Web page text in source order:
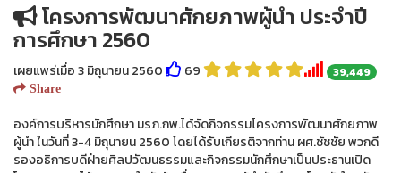
โครงการพัฒนาศักยภาพผู้นำ ประจำปี
การศึกษา 2560
เผยแพร่เมื่อ 3 มิถุนายน 2560 69 39,449
Share
องค์การบริหารนักศึกษา มรภ.กพ.ได้จัดกิจกรรมโครงการพัฒนาศักยภาพ
ผู้นำ ในวันที่ 3-4 มิถุนายน 2560 โดยได้รับเกียรติจากท่าน ผศ.ชัชชัย พวกดี
รองอธิการบดีฝ่ายศิลปวัฒนธรรมและกิจกรรมนักศึกษาเป็นประธานเปิด